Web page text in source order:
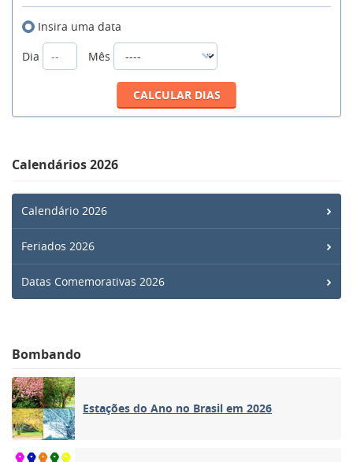
Insira uma data
Dia
Mês
Calendários 2026
Calendário 2026
Feriados 2026
Datas Comemorativas 2026
Bombando
Estações do Ano no Brasil em 2026